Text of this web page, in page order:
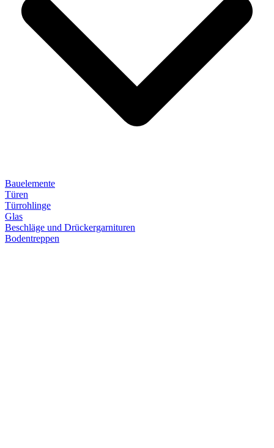
Bauelemente
Türen
Türrohlinge
Glas
Beschläge und Drückergarnituren
Bodentreppen